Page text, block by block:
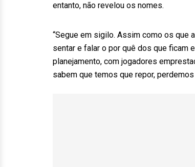
entanto, não revelou os nomes.
“Segue em sigilo. Assim como os que
sentar e falar o por quê dos que ficam
planejamento, com jogadores
sabem que temos que repor,